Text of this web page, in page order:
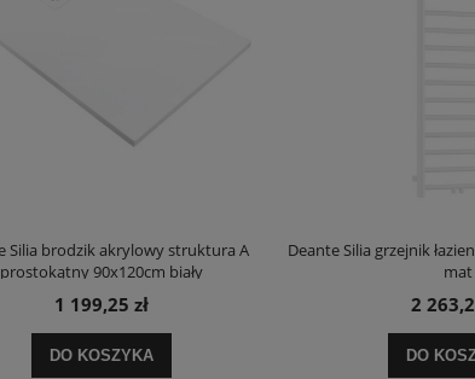
Silia brodzik akrylowy struktura A
prostokątny 90x120cm biały
1 199,25 zł
DO KOSZYKA
Deante Silia grzejnik
mat
2
DO